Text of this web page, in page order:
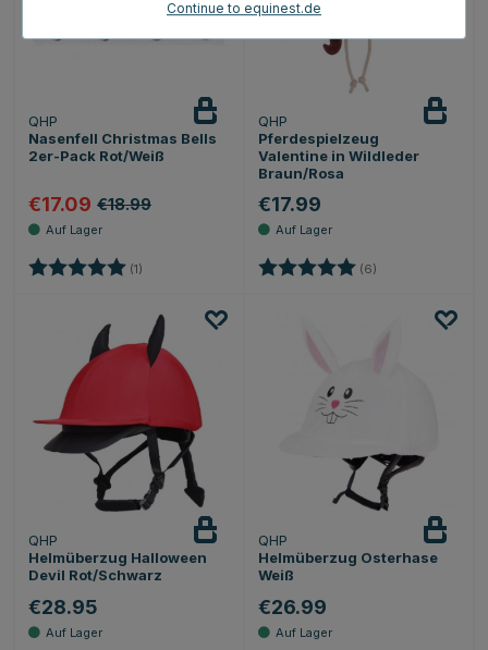
QHP
Nasenfell Christmas Bells
2er-Pack Rot/Weiß
€17.09 €18.99
Bewertung: (1)
QHP
Pferdespielzeug
Valentine in Wildleder
Braun/Rosa
€17.99
Bewertung: (6)
QHP
Helmüberzug Halloween
Devil Rot/Schwarz
€28.95
QHP
Helmüberzug Osterhase
Weiß
€26.99
Continue to equinest.de